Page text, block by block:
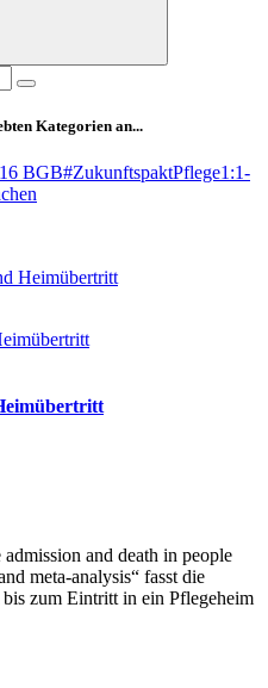
Kategorien an...
BGB#ZukunftspaktPflege1:1-
Heimübertritt
and death in people
meta-analysis“ fasst die
zum Eintritt in ein Pflegeheim